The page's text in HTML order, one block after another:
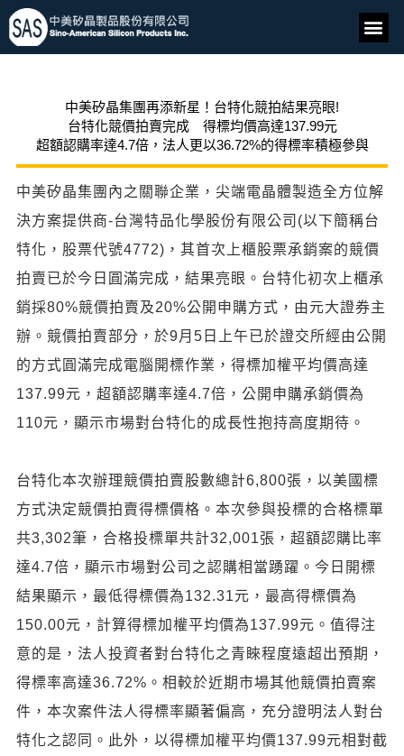
中美矽晶集團再添新星！台特化競拍結果亮眼!
台特化競價拍賣完成 得標均價高達137.99元
超額認購率達4.7倍，法人更以36.72%的得標率積極參與
中美矽晶集團內之關聯企業，尖端電晶體製造全方位解
決方案提供商-台灣特品化學股份有限公司(以下簡稱台
特化，股票代號4772)，其首次上櫃股票承銷案的競價
拍賣已於今日圓滿完成，結果亮眼。台特化初次上櫃承
銷採80%競價拍賣及20%公開申購方式，由元大證券主
辦。競價拍賣部分，於9月5日上午已於證交所經由公開
的方式圓滿完成電腦開標作業，得標加權平均價高達
137.99元，超額認購率達4.7倍，公開申購承銷價為
110元，顯示市場對台特化的成長性抱持高度期待。
台特化本次辦理競價拍賣股數總計6,800張，以美國標
方式決定競價拍賣得標價格。本次參與投標的合格標單
共3,302筆，合格投標單共計32,001張，超額認購比率
達4.7倍，顯示市場對公司之認購相當踴躍。今日開標
結果顯示，最低得標價為132.31元，最高得標價為
150.00元，計算得標加權平均價為137.99元。值得注
意的是，法人投資者對台特化之青睞程度遠超出預期，
得標率高達36.72%。相較於近期市場其他競價拍賣案
件，本次案件法人得標率顯著偏高，充分證明法人對台
特化之認同。此外，以得標加權平均價137.99元相對截